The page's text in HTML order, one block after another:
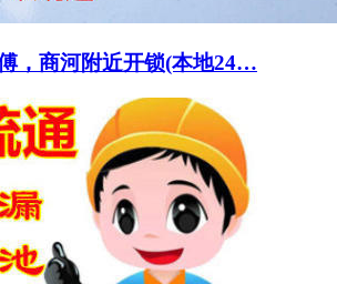
，商河附近开锁(本地24…